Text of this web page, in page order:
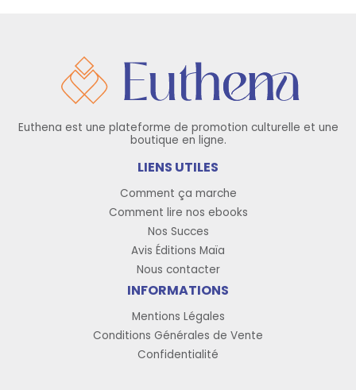
Euthena est une plateforme de promotion culturelle et une
boutique en ligne.
LIENS UTILES
Comment ça marche
Comment lire nos ebooks
Nos Succes
Avis Éditions Maïa
Nous contacter
INFORMATIONS
Mentions Légales
Conditions Générales de Vente
Confidentialité